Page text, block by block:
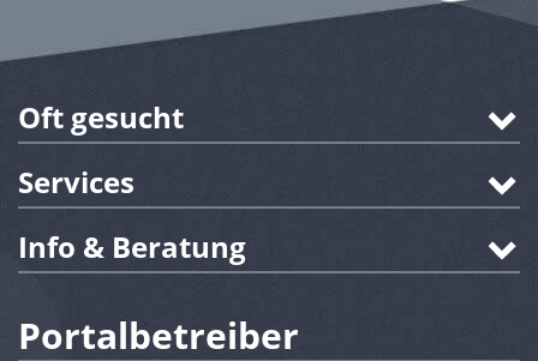
Oft gesucht
Services
Info & Beratung
Portalbetreiber